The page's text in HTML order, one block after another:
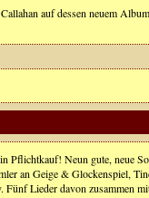
auf dessen neuem
Pflichtkauf! Neun gute, neue
an Geige & Glockenspiel,
Fünf Lieder davon zusammen